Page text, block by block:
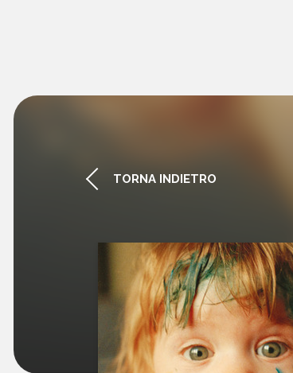
TORNA INDIETRO